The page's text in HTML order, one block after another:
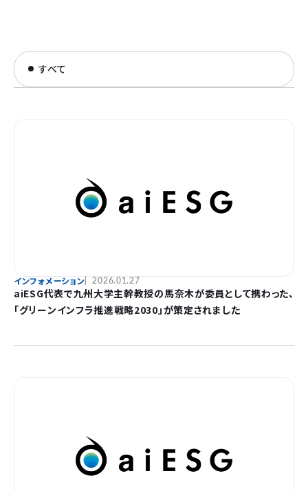
すべて
インフォメーション 2026.01.27
aiESG代表で九州大学主幹教授の馬奈木が委員として携わった、
「グリーンインフラ推進戦略2030」が策定されました